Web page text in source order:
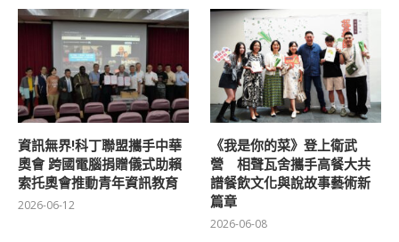
資訊無界!科丁聯盟攜手中華
奧會 跨國電腦捐贈儀式助賴
索托奧會推動青年資訊教育
2026-06-12
《我是你的菜》登上衛武
營 相聲瓦舍攜手高餐大共
譜餐飲文化與說故事藝術新
篇章
2026-06-08